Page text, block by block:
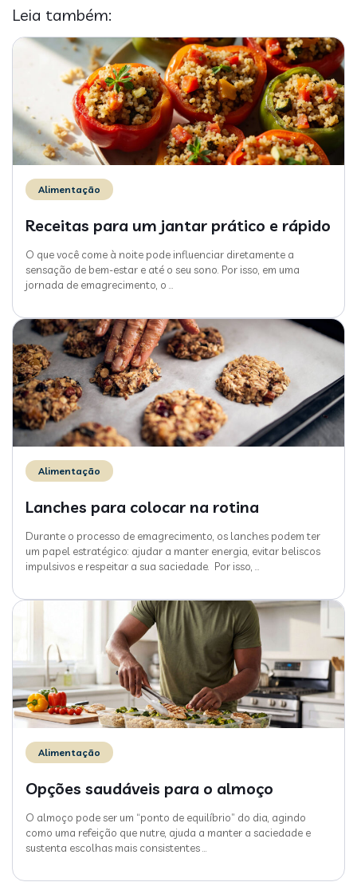
Leia também:
Alimentação
Receitas para um jantar prático e rápido
O que você come à noite pode influenciar diretamente a
sensação de bem-estar e até o seu sono. Por isso, em uma
jornada de emagrecimento, o
Alimentação
Lanches para colocar na rotina
Durante o processo de emagrecimento, os lanches podem ter
um papel estratégico: ajudar a manter energia, evitar beliscos
impulsivos e respeitar a sua saciedade. Por isso,
Alimentação
Opções saudáveis para o almoço
O almoço pode ser um “ponto de equilíbrio” do dia, agindo
como uma refeição que nutre, ajuda a manter a saciedade e
sustenta escolhas mais consistentes